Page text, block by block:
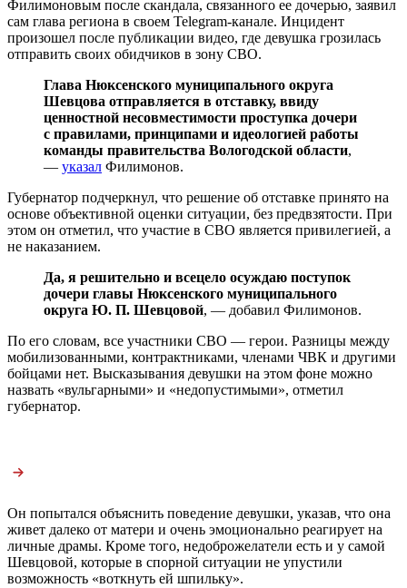
Филимоновым после скандала, связанного ее дочерью, заявил
сам глава региона в своем Telegram-канале. Инцидент
произошел после публикации видео, где девушка грозилась
отправить своих обидчиков в зону СВО.
Глава Нюксенского муниципального округа
Шевцова отправляется в отставку, ввиду
ценностной несовместимости проступка дочери
с правилами, принципами и идеологией работы
команды правительства Вологодской области,
— указал Филимонов.
Губернатор подчеркнул, что решение об отставке принято на
основе объективной оценки ситуации, без предвзятости. При
этом он отметил, что участие в СВО является привилегией, а
не наказанием.
Да, я решительно и всецело осуждаю поступок
дочери главы Нюксенского муниципального
округа Ю. П. Шевцовой, — добавил Филимонов.
По его словам, все участники СВО — герои. Разницы между
мобилизованными, контрактниками, членами ЧВК и другими
бойцами нет. Высказывания девушки на этом фоне можно
назвать «вульгарными» и «недопустимыми», отметил
губернатор.
Он попытался объяснить поведение девушки, указав, что она
живет далеко от матери и очень эмоционально реагирует на
личные драмы. Кроме того, недоброжелатели есть и у самой
Шевцовой, которые в спорной ситуации не упустили
возможность «воткнуть ей шпильку».